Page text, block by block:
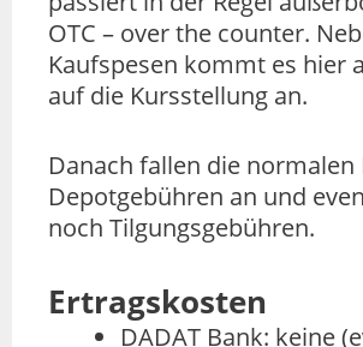
OTC – over the counter.
Kaufspesen kommt es hier
auf die Kursstellung an.
Danach fallen die normalen
Depotgebühren an und
noch Tilgungsgebühren.
Ertragskosten
DADAT Bank: keine